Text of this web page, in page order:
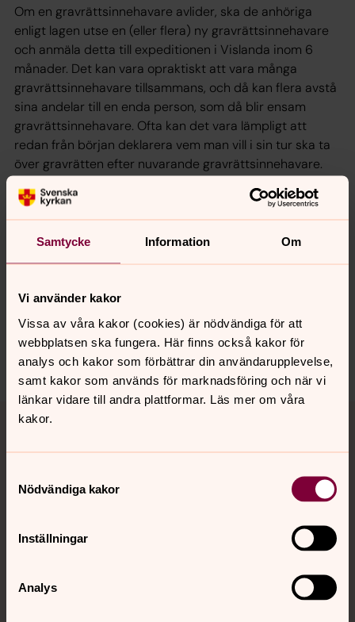
Samtycke Information Om
Vi använder kakor
Vissa av våra kakor (cookies) är nödvändiga för att
webbplatsen ska fungera. Här finns också kakor för
analys och kakor som förbättrar din användarupplevelse,
samt kakor som används för marknadsföring och när vi
länkar vidare till andra plattformar. Läs mer om våra
kakor.
Nödvändiga kakor
Inställningar
Analys
Om en gravrättsinnehavare avlider, ska de anhöriga
enligt lagen utse en (eller flera) ny gravrättsinnehavare
och anmäla detta till expeditionen i Vislanda inom 6
månader. Det kan vara opraktiskt att vara många
gravrättsinnehavare tillsammans, och då kan flera avstå
sina andelar till en enda person, som då blir ensam
gravrättsinnehavare. Ofta kan det vara lämpligt att
redan från början deklarera vem man vill i sin tur ska ta
över gravrätten efter nuvarande gravrättsinnehavare.
Senast ändrad 15 juni 2016
vislanda.pastorat@svenskakyrkan.se
Dela
Tillbaka till toppen
Tillbaka till innehållet
Kontakt
Kalender